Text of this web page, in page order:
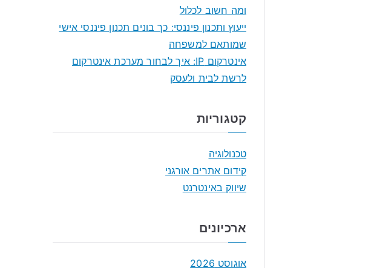
ומה חשוב לכלול
ייעוץ ותכנון פיננסי: כך בונים תכנון פיננסי אישי
שמותאם למשפחה
אינטרקום IP: איך לבחור מערכת אינטרקום
לרשת לבית ולעסק
קטגוריות
טכנולוגיה
קידום אתרים אורגני
שיווק באינטרנט
ארכיונים
אוגוסט 2026